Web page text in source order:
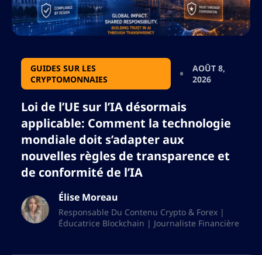
GUIDES SUR LES
CRYPTOMONNAIES
AOÛT 8,
2026
Loi de l’UE sur l’IA désormais
applicable: Comment la technologie
mondiale doit s’adapter aux
nouvelles règles de transparence et
de conformité de l’IA
Élise Moreau
Responsable Du Contenu Crypto & Forex |
Éducatrice Blockchain | Journaliste Financière